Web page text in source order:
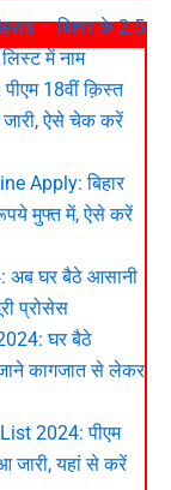
– बिहार के 2.5
में नाम
18वीं क़िस्त
ऐसे चेक करें
Apply: बिहार
मुफ्त में, ऐसे करें
अब घर बैठे आसानी
प्रोसेस
घर बैठे
कागजात से लेकर
2024: पीएम
जारी, यहां से करें